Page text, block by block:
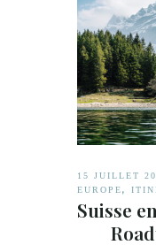
15 JUILLET
EUROPE,
Suisse